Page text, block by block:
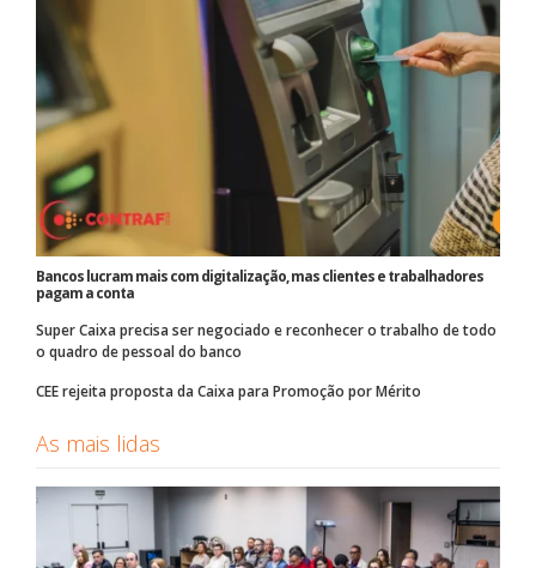
Bancos lucram mais com digitalização, mas clientes e trabalhadores
pagam a conta
Super Caixa precisa ser negociado e reconhecer o trabalho de todo
o quadro de pessoal do banco
CEE rejeita proposta da Caixa para Promoção por Mérito
As mais lidas